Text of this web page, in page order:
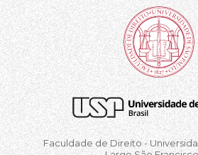
Faculdade de Direito -